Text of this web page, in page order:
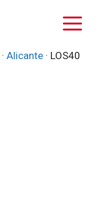
·Alicante · LOS40